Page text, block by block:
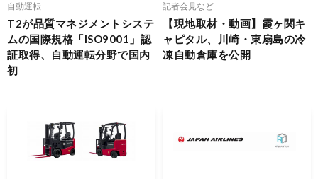
自動運転
T2が品質マネジメントシステ
ムの国際規格「ISO9001」認
証取得、自動運転分野で国内
初
記者会見など
【現地取材・動画】霞ヶ関キ
ャピタル、川崎・東扇島の冷
凍自動倉庫を公開